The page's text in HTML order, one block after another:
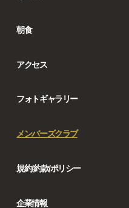
朝食
アクセス
フォトギャラリー
メンバーズクラブ
規約/約款/ポリシー
企業情報